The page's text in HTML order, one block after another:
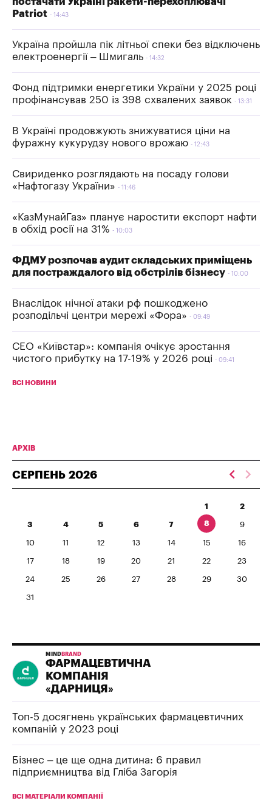
Patriot
14:43
Україна пройшла пік літньої спеки без відключень
електроенергії – Шмигаль
14:32
Фонд підтримки енергетики України у 2025 році
профінансував 250 із 398 схвалених заявок
13:31
В Україні продовжують знижуватися ціни на
фуражну кукурудзу нового врожаю
12:43
Свириденко розглядають на посаду голови
«Нафтогазу України»
11:46
«КазМунайГаз» планує наростити експорт нафти
в обхід росії на 31%
10:03
ФДМУ розпочав аудит складських приміщень
для постраждалого від обстрілів бізнесу
10:00
Внаслідок нічної атаки рф пошкоджено
розподільчі центри мережі «Фора»
09:49
СЕО «Київстар»: компанія очікує зростання
чистого прибутку на 17-19% у 2026 році
09:41
ВСІ НОВИНИ
АРХІВ
СЕРПЕНЬ 2026
1 2
3 4 5 6 7 8 9
10 11 12 13 14 15 16
17 18 19 20 21 22 23
24 25 26 27 28 29 30
31
MIND BRAND
ФАРМАЦЕВТИЧНА
КОМПАНІЯ
«ДАРНИЦЯ»
Топ-5 досягнень українських фармацевтичних
компаній у 2023 році
Бізнес – це ще одна дитина: 6 правил
підприємництва від Гліба Загорія
ВСІ МАТЕРІАЛИ КОМПАНІЇ